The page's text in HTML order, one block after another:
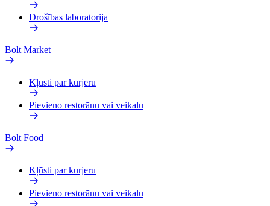
Drošības laboratorija
Bolt Market
Kļūsti par kurjeru
Pievieno restorānu vai veikalu
Bolt Food
Kļūsti par kurjeru
Pievieno restorānu vai veikalu